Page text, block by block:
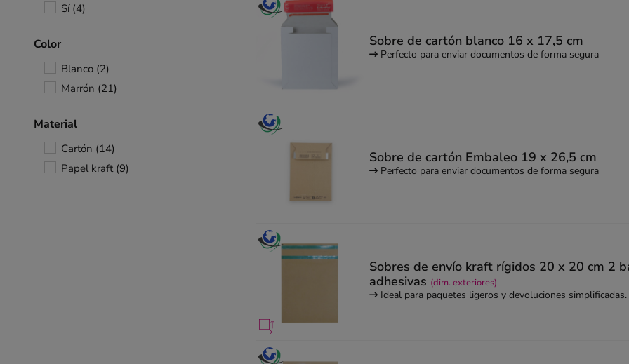
Sí (4)
Color
Blanco (2)
Marrón (21)
Material
Cartón (14)
Papel kraft (9)
Sobre de cartón blanco 16 x 17,5 cm
Perfecto para enviar documentos de forma segura
Sobre de cartón Embaleo 19 x 26,5 cm
Perfecto para enviar documentos de forma segura
Sobres de envío kraft rígidos 20 x 20 cm 2
adhesivas (dim. exteriores)
Ideal para paquetes ligeros y devoluciones simplificadas.